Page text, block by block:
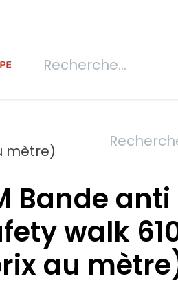
Connexion Réfection
mètre)
Bande
walk
au